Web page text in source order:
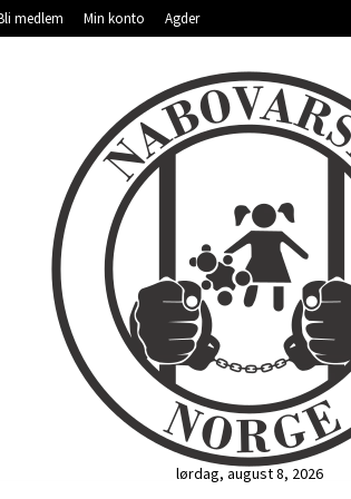
medlem Min konto Agder
lørdag, august 8, 2026